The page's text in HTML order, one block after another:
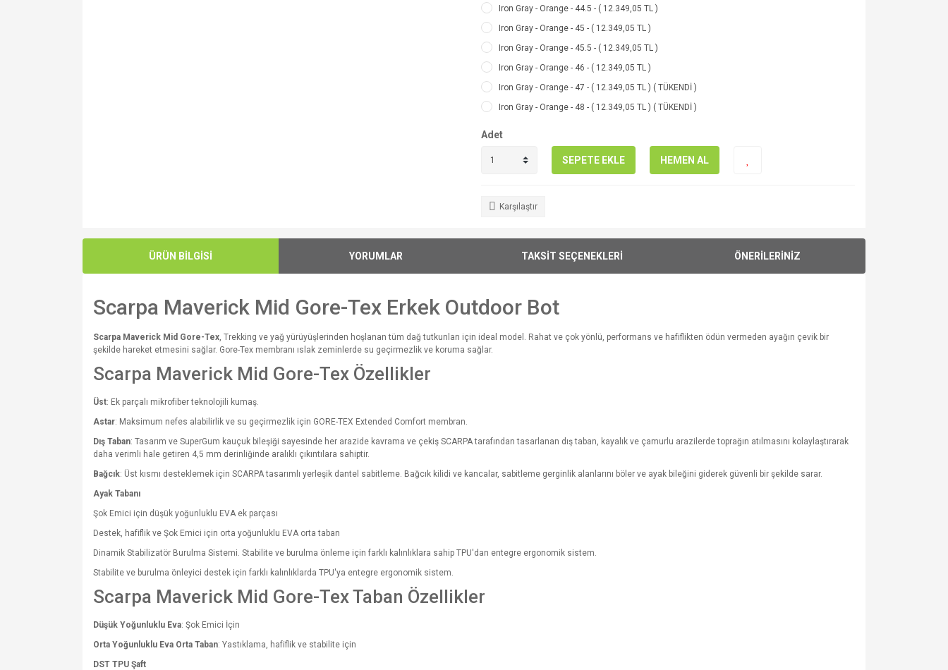
Iron Gray - Orange - 44.5 - ( 12.349,05 TL )
Iron Gray - Orange - 45 - ( 12.349,05 TL )
Iron Gray - Orange - 45.5 - ( 12.349,05 TL )
Iron Gray - Orange - 46 - ( 12.349,05 TL )
Iron Gray - Orange - 47 - ( 12.349,05 TL ) ( TÜKENDİ )
Iron Gray - Orange - 48 - ( 12.349,05 TL ) ( TÜKENDİ )
Adet
SEPETE EKLE HEMEN AL
Karşılaştır
ÜRÜN BİLGİSİ YORUMLAR TAKSİT SEÇENEKLERİ ÖNERİLERİNİZ
Scarpa Maverick Mid Gore-Tex Erkek Outdoor Bot
Scarpa Maverick Mid Gore-Tex, Trekking ve yağ yürüyüşlerinden hoşlanan tüm dağ tutkunları için ideal model. Rahat ve çok yönlü, performans ve hafiflikten ödün vermeden ayağın çevik bir
şekilde hareket etmesini sağlar. Gore-Tex membranı ıslak zeminlerde su geçirmezlik ve koruma sağlar.
Scarpa Maverick Mid Gore-Tex Özellikler
Üst: Ek parçalı mikrofiber teknolojili kumaş.
Astar: Maksimum nefes alabilirlik ve su geçirmezlik için GORE-TEX Extended Comfort membran.
Dış Taban: Tasarım ve SuperGum kauçuk bileşiği sayesinde her arazide kavrama ve çekiş SCARPA tarafından tasarlanan dış taban, kayalık ve çamurlu arazilerde toprağın atılmasını kolaylaştırarak
daha verimli hale getiren 4,5 mm derinliğinde aralıklı çıkıntılara sahiptir.
Bağcık: Üst kısmı desteklemek için SCARPA tasarımlı yerleşik dantel sabitleme. Bağcık kilidi ve kancalar, sabitleme gerginlik alanlarını böler ve ayak bileğini giderek güvenli bir şekilde sarar.
Ayak Tabanı
Şok Emici için düşük yoğunluklu EVA ek parçası
Destek, hafiflik ve Şok Emici için orta yoğunluklu EVA orta taban
Dinamik Stabilizatör Burulma Sistemi. Stabilite ve burulma önleme için farklı kalınlıklara sahip TPU'dan entegre ergonomik sistem.
Stabilite ve burulma önleyici destek için farklı kalınlıklarda TPU'ya entegre ergonomik sistem.
Scarpa Maverick Mid Gore-Tex Taban Özellikler
Düşük Yoğunluklu Eva: Şok Emici İçin
Orta Yoğunluklu Eva Orta Taban: Yastıklama, hafiflik ve stabilite için
DST TPU Şaft